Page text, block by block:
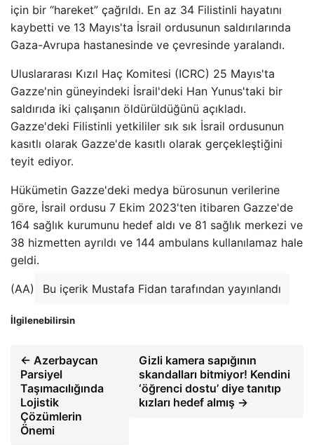
için bir “hareket” çağrıldı. En az 34 Filistinli hayatını
kaybetti ve 13 Mayıs'ta İsrail ordusunun saldırılarında
Gaza-Avrupa hastanesinde ve çevresinde yaralandı.
Uluslararası Kızıl Haç Komitesi (ICRC) 25 Mayıs'ta
Gazze'nin güneyindeki İsrail'deki Han Yunus'taki bir
saldırıda iki çalışanın öldürüldüğünü açıkladı.
Gazze'deki Filistinli yetkililer sık ​​sık İsrail ordusunun
kasıtlı olarak Gazze'de kasıtlı olarak gerçekleştiğini
teyit ediyor.
Hükümetin Gazze'deki medya bürosunun verilerine
göre, İsrail ordusu 7 Ekim 2023'ten itibaren Gazze'de
164 sağlık kurumunu hedef aldı ve 81 sağlık merkezi ve
38 hizmetten ayrıldı ve 144 ambulans kullanılamaz hale
geldi.
(AA) Bu içerik Mustafa Fidan tarafından yayınlandı
İlgilenebilirsin
← Azerbaycan
Parsiyel
Taşımacılığında
Lojistik
Çözümlerin
Önemi
Gizli kamera sapığının
skandalları bitmiyor! Kendini
‘öğrenci dostu’ diye tanıtıp
kızları hedef almış →